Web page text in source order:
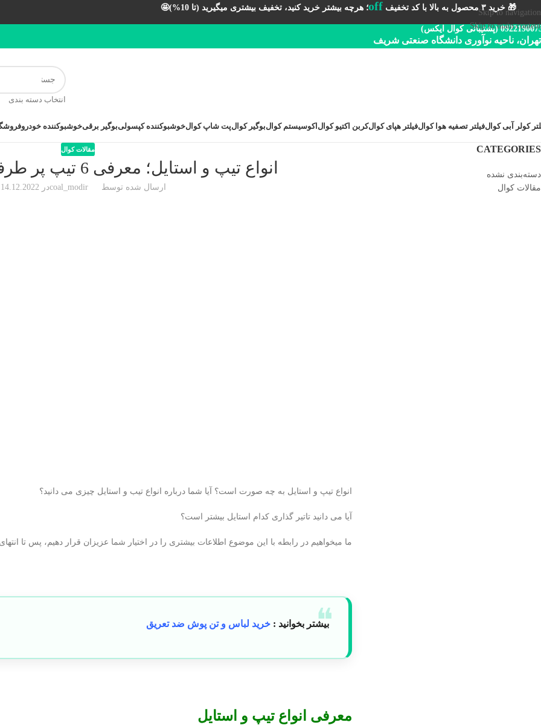
Skip to navigation
Skip to main content
🎁 خرید ۳ محصول به بالا با کد تخفیف off؛ هرچه بیشتر خرید کنید، تخفیف بیشتری میگیرید (تا 10%)🤩
(پشتیبانی کوال ایکس)
تهران، ناحیه نوآوری دانشگاه صنعتی شریف
انتخاب دسته بندی
کولر آبی کوالفیلتر تصفیه هوا کوالفیلتر هپای کوالکربن اکتیو کوال اکوسیستم کوالبوگیر کوالپت شاپ کوالخوشبوکننده کپسولیبوگیر برقیخوشبوکننده خودرو
CATEGORIES
دسته‌بندی نشده
مقالات کوال
مقالات کوال
انواع تیپ و استایل؛ معرفی 6 تیپ پر طرفدار در بین جوانان
ارسال شده توسط coal_modirدر 14.12.2022
انواع تیپ و استایل به چه صورت است؟ آیا شما درباره انواع تیب و استایل چیزی می دانید؟
آیا می دانید تاتیر گذاری کدام استایل بیشتر است؟
ما میخواهیم در رابطه با این موضوع اطلاعات بیشتری را در اختیار شما عزیزان قرار دهیم، پس تا
بیشتر بخوانید : خرید لباس و تن پوش ضد تعریق
معرفی انواع تیپ و استایل